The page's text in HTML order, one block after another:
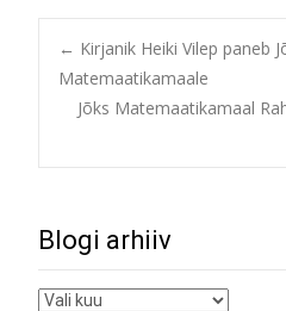
Post
← Kirjanik Heiki Vilep paneb
Matemaatikamaale
Jõks Matemaatikamaal
Blogi arhiiv
Blogi